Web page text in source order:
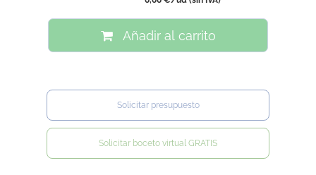
Añadir al carrito
Solicitar presupuesto
Solicitar boceto virtual GRATIS